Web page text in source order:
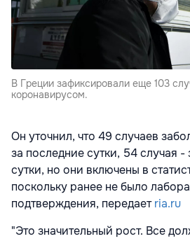
В Греции зафиксировали еще 103
коронавирусом.
Он уточнил, что 49 случаев
за последние сутки, 54 случая
сутки, но они включены в
поскольку ранее не было
подтверждения, передаетria.ru
"Это значительный рост. Все